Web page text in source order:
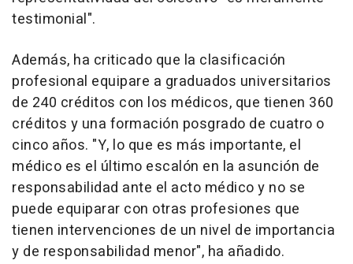
testimonial".
Además, ha criticado que la clasificación
profesional equipare a graduados universitarios
de 240 créditos con los médicos, que tienen 360
créditos y una formación posgrado de cuatro o
cinco años. "Y, lo que es más importante, el
médico es el último escalón en la asunción de
responsabilidad ante el acto médico y no se
puede equiparar con otras profesiones que
tienen intervenciones de un nivel de importancia
y de responsabilidad menor", ha añadido.